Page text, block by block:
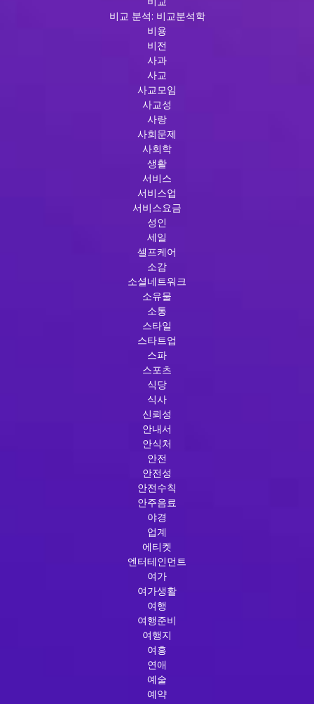
비교 분석: 비교분석학
비용
비전
사과
사교
사교모임
사교성
사랑
사회문제
사회학
생활
서비스
서비스업
서비스요금
성인
세일
셀프케어
소감
소셜네트워크
소유물
소통
스타일
스타트업
스파
스포츠
식당
식사
신뢰성
안내서
안식처
안전
안전성
안전수칙
안주음료
야경
업계
에티켓
엔터테인먼트
여가
여가생활
여행
여행준비
여행지
여흥
연애
예술
예약